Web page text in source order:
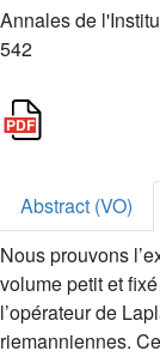
Annales de
542
Abstract (VO)
Nous prouvons
volume petit et
l’opérateur de
riemanniennes.